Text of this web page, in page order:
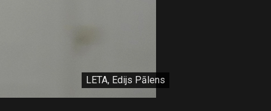
LETA, Edijs Pālens